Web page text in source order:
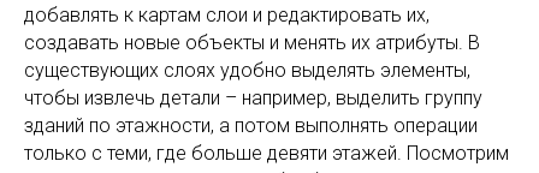
добавлять к картам слои и редактировать их,
создавать новые объекты и менять их атрибуты. В
существующих слоях удобно выделять элементы,
чтобы извлечь детали – например, выделить группу
зданий по этажности, а потом выполнять операции
только с теми, где больше девяти этажей. Посмотрим